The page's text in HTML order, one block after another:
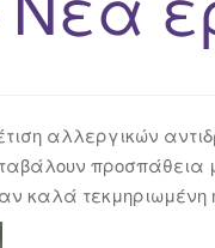
αλλεργικών
προσπάθεια
καλά τεκμηριωμένη